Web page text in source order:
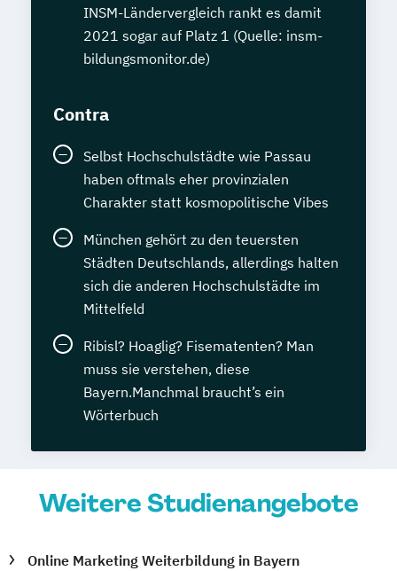
INSM-Ländervergleich rankt es damit
2021 sogar auf Platz 1 (Quelle: insm-
bildungsmonitor.de)
Contra
Selbst Hochschulstädte wie Passau
haben oftmals eher provinzialen
Charakter statt kosmopolitische Vibes
München gehört zu den teuersten
Städten Deutschlands, allerdings halten
sich die anderen Hochschulstädte im
Mittelfeld
Ribisl? Hoaglig? Fisematenten? Man
muss sie verstehen, diese
Bayern.Manchmal braucht’s ein
Wörterbuch
Weitere Studienangebote
Online Marketing Weiterbildung in Bayern